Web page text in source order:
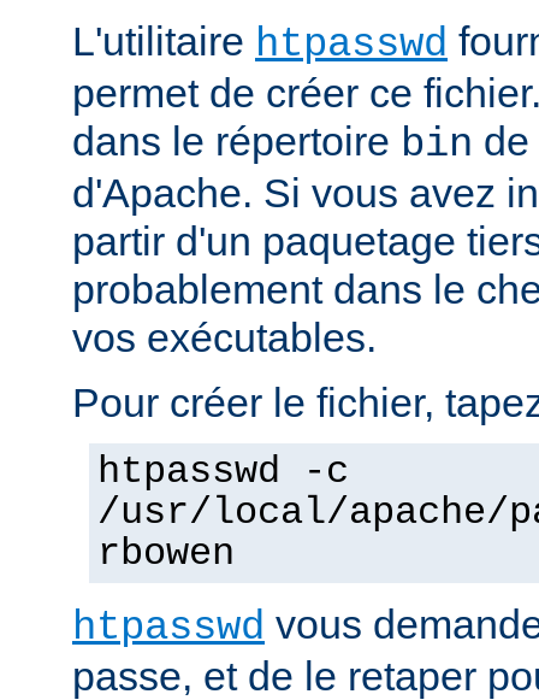
L'utilitaire htpasswd
permet de créer ce
dans le répertoire bin
d'Apache. Si vous avez
partir d'un paquetage
probablement dans le
vos exécutables.
Pour créer le fichier,
htpasswd -c
/usr/local/apache/
rbowen
htpasswd vous
passe, et de le retaper